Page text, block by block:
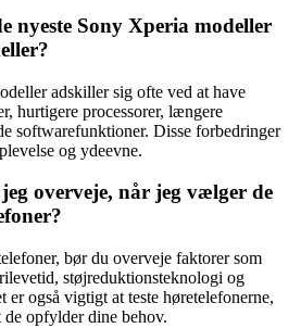
nyeste Sony Xperia modeller
adskiller sig ofte ved at have
hurtigere processorer, længere
softwarefunktioner. Disse forbedringer
og ydeevne.
overveje, når jeg vælger de
bør du overveje faktorer som
støjreduktionsteknologi og
også vigtigt at teste høretelefonerne,
opfylder dine behov.